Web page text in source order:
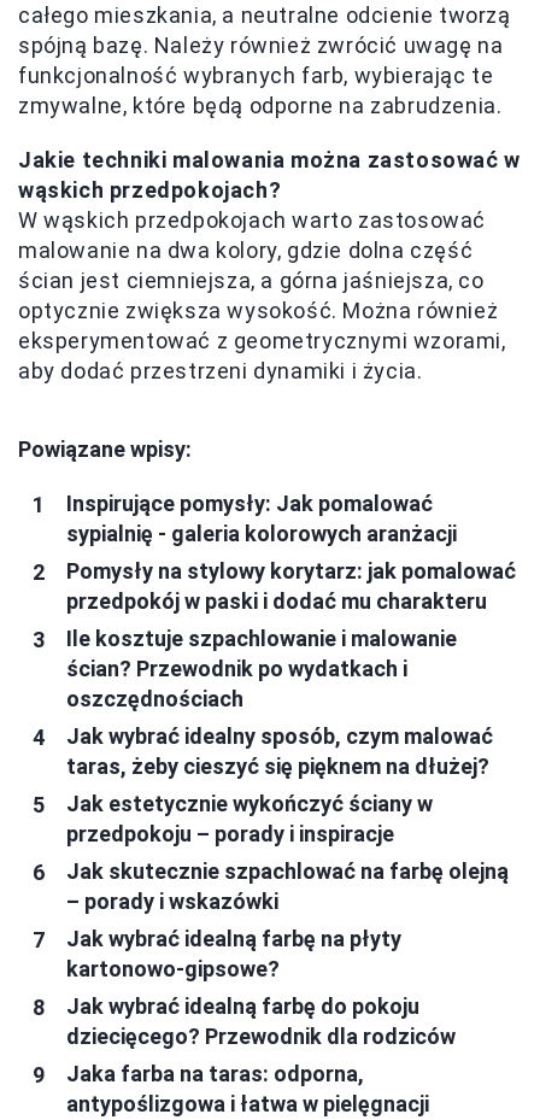
całego mieszkania, a neutralne odcienie tworzą
spójną bazę. Należy również zwrócić uwagę na
funkcjonalność wybranych farb, wybierając te
zmywalne, które będą odporne na zabrudzenia.
Jakie techniki malowania można zastosować w
wąskich przedpokojach?
W wąskich przedpokojach warto zastosować
malowanie na dwa kolory, gdzie dolna część
ścian jest ciemniejsza, a górna jaśniejsza, co
optycznie zwiększa wysokość. Można również
eksperymentować z geometrycznymi wzorami,
aby dodać przestrzeni dynamiki i życia.
Powiązane wpisy:
Inspirujące pomysły: Jak pomalować
sypialnię - galeria kolorowych aranżacji
Pomysły na stylowy korytarz: jak pomalować
przedpokój w paski i dodać mu charakteru
Ile kosztuje szpachlowanie i malowanie
ścian? Przewodnik po wydatkach i
oszczędnościach
Jak wybrać idealny sposób, czym malować
taras, żeby cieszyć się pięknem na dłużej?
Jak estetycznie wykończyć ściany w
przedpokoju – porady i inspiracje
Jak skutecznie szpachlować na farbę olejną
– porady i wskazówki
Jak wybrać idealną farbę na płyty
kartonowo-gipsowe?
Jak wybrać idealną farbę do pokoju
dziecięcego? Przewodnik dla rodziców
Jaka farba na taras: odporna,
antypoślizgowa i łatwa w pielęgnacji